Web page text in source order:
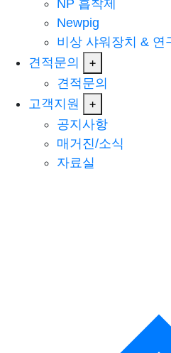
NP 흡착제
Newpig
비상 샤워장치 & 연
견적문의
+
견적문의
고객지원
+
공지사항
매거진/소식
자료실